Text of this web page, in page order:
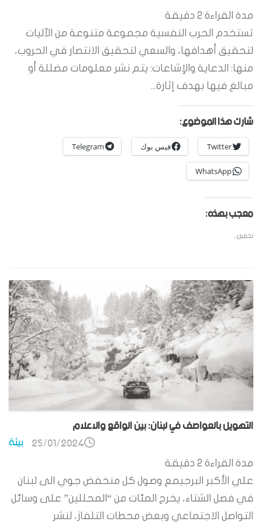
مدة القراءة 2 دقيقة
تستخدم الحرب النفسية مجموعة متنوعة من الآليات
لتحقيق أهدافها، والسعي لتحقيق الانتصار في الحروب،
منها: الدعاية والإشاعات: يتم نشر معلومات مضللة أو
مبالغ فيها بهدف إثارة...
شارك هذا الموضوع:
Twitter فيس بوك Telegram
WhatsApp
معجب بهذه:
تحميل...
التهويل بالعواصف في لبنان: بين الواقع والاعلام
بيئة 25/01/2024
مدة القراءة 2 دقيقة
علي الأكبر البرجيمع وصول كل منخفض جوي الى لبنان
في فصل الشتاء، يخرج المئات من “المحللين” على وسائل
التواصل الاجتماعي وبعض محطات التلفاز، لنشر